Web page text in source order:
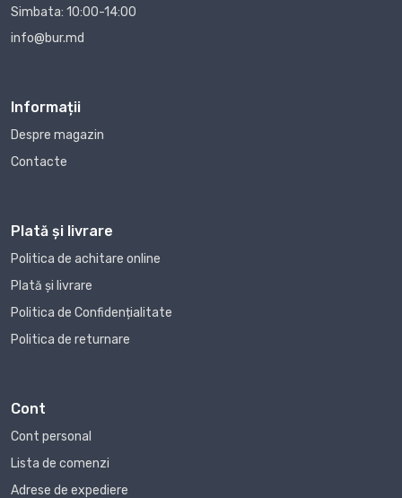
Simbata: 10:00-14:00
info@bur.md
Informații
Despre magazin
Contacte
Plată și livrare
Politica de achitare online
Plată și livrare
Politica de Confidențialitate
Politica de returnare
Cont
Cont personal
Lista de comenzi
Adrese de expediere